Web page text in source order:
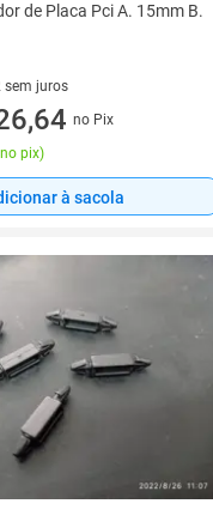
de Placa Pci A. 15mm B.
sem juros
sem jurosno Pix
pix)
à sacola